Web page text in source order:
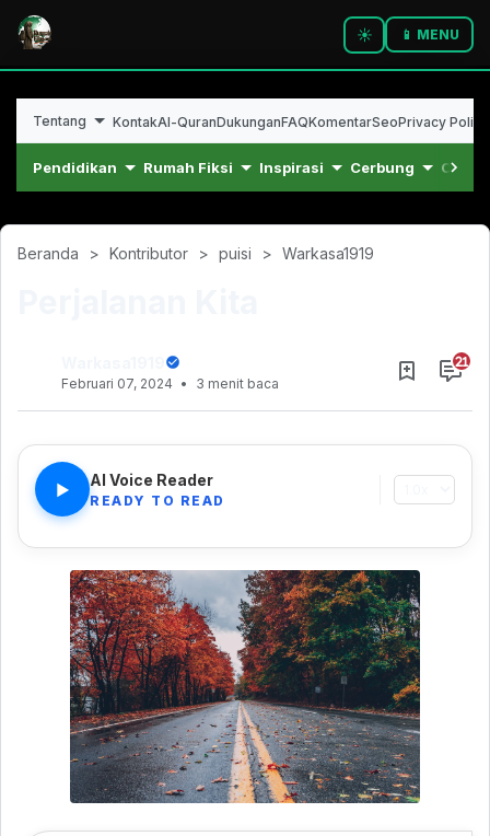
Tentang KontakAl-QuranDukunganFAQKomentarSeoPrivacy Policy
Pendidikan Rumah Fiksi Inspirasi Cerbung
Beranda Kontributor puisi Warkasa1919
Februari 07, 2024
3 menit baca
▶
AI Voice Reader
READY TO READ
☀️ 📱 MENU